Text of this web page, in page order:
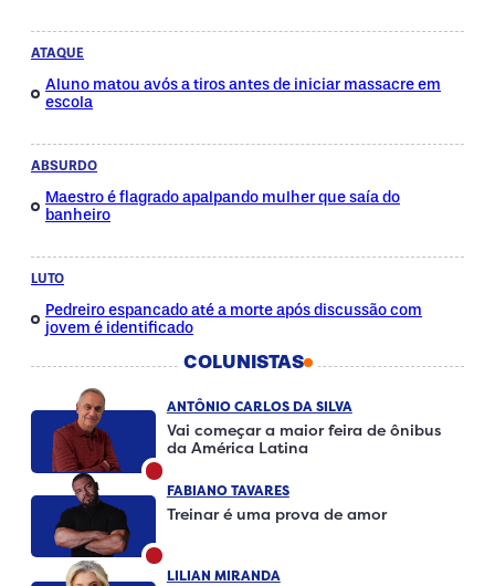
ATAQUE
Aluno matou avós a tiros antes de iniciar massacre em
escola
ABSURDO
Maestro é flagrado apalpando mulher que saía do
banheiro
LUTO
Pedreiro espancado até a morte após discussão com
jovem é identificado
COLUNISTAS
ANTÔNIO CARLOS DA SILVA
Vai começar a maior feira de ônibus
da América Latina
FABIANO TAVARES
Treinar é uma prova de amor
LILIAN MIRANDA